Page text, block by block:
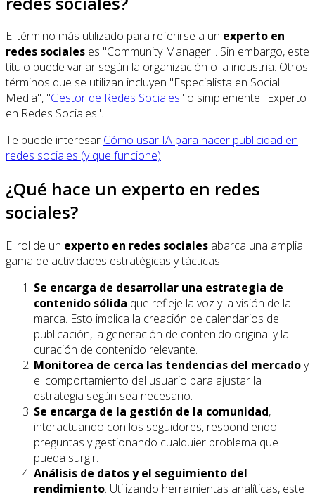
El término más utilizado para referirse a un experto en
redes sociales es "Community Manager". Sin embargo, este
título puede variar según la organización o la industria. Otros
términos que se utilizan incluyen "Especialista en Social
Media", "Gestor de Redes Sociales" o simplemente "Experto
en Redes Sociales".
Te puede interesar Cómo usar IA para hacer publicidad en
redes sociales (y que funcione)
¿Qué hace un experto en redes
sociales?
El rol de un experto en redes sociales abarca una amplia
gama de actividades estratégicas y tácticas:
Se encarga de desarrollar una estrategia de
contenido sólida que refleje la voz y la visión de la
marca. Esto implica la creación de calendarios de
publicación, la generación de contenido original y la
curación de contenido relevante.
Monitorea de cerca las tendencias del mercadoy
el comportamiento del usuario para ajustar la
estrategia según sea necesario.
Se encarga de la gestión de la comunidad,
interactuando con los seguidores, respondiendo
preguntas y gestionando cualquier problema que
pueda surgir.
Análisis de datos y el seguimiento del
rendimiento. Utilizando herramientas analíticas, este